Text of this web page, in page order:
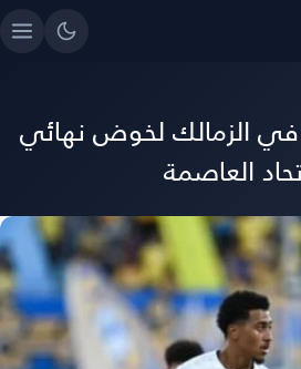
في الزمالك لخوض نهائي
العاصمة